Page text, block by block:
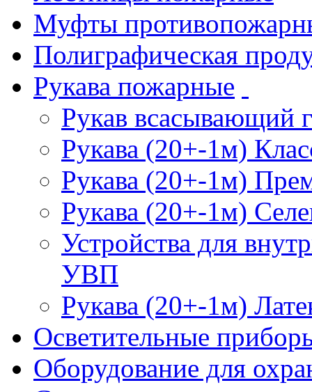
Муфты
Полиграфическая
Рукава пожарные
Рукав всасывающий
Рукава (20+-1м)
Рукава (20+-1м)
Рукава (20+-1м)
Устройства для
УВП
Рукава (20+-1м)
Осветительные
Оборудование для